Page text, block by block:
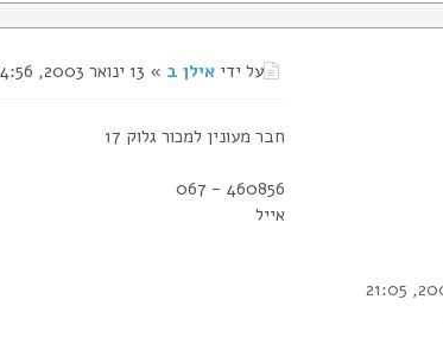
על ידיאילן ב » 13 ינואר 2003, 14:56
חבר מעונין למכור גלוק 17
460856 - 067
אייל